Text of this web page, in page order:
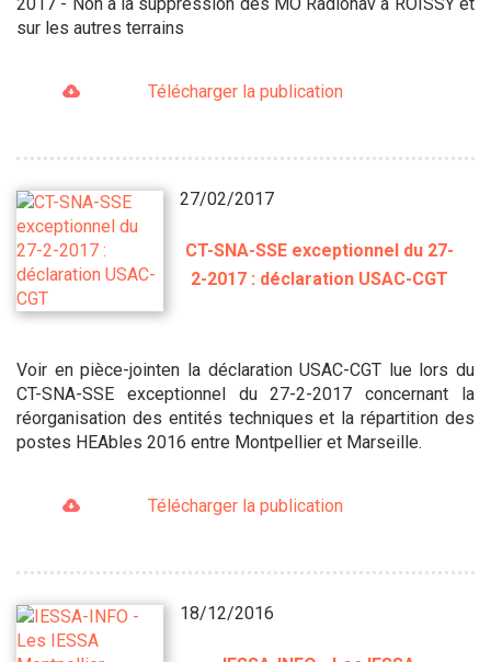
sur les autres terrains
Télécharger la publication
27/02/2017
CT-SNA-SSE exceptionnel ​du 27-
2-2017 : déclaration USAC-CGT
Voir en pièce-jointen la déclaration USAC-CGT lue lors du
CT-SNA-SSE exceptionnel du 27-2-2017 concernant la
réorganisation des entités techniques et la répartition des
postes HEAbles 2016 entre Montpellier et Marseille.
Télécharger la publication
18/12/2016